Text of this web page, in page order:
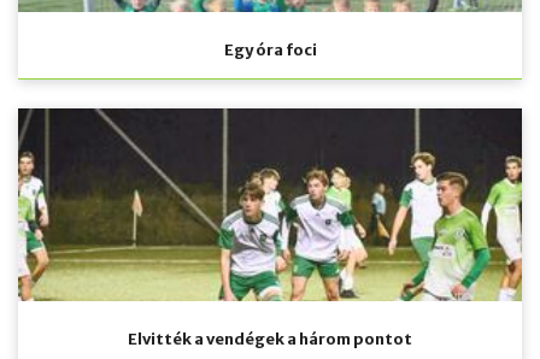
Egy óra foci
Elvitték a vendégek a három pontot